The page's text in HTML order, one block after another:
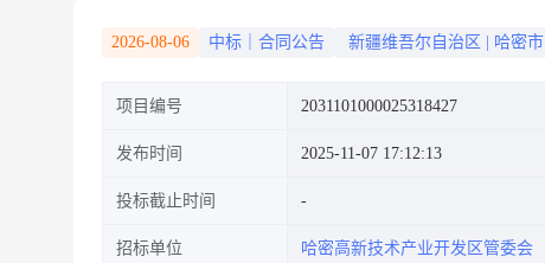
2026-08-06 中标｜合同公告 新疆维吾尔自治区 哈密市
项目编号 2031101000025318427
发布时间 2025-11-07 17:12:13
投标截止时间
招标单位 哈密高新技术产业开发区管委会